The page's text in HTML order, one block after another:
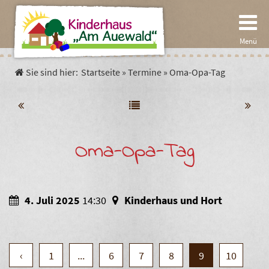
Menü
Start
Spielpädagogik
Einrichtung
Unser Hort
Verein
Satzung
Sie sind hier: Startseite » Termine » Oma-Opa-Tag
Oma-Opa-Tag
4. Juli 2025 14:30 Kinderhaus und Hort
‹ 1 ... 6 7 8 9 10